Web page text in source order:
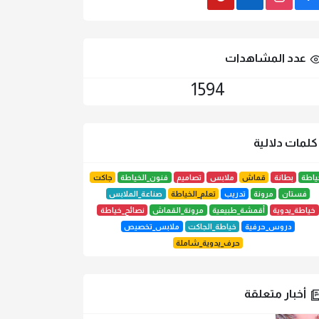
عدد المشاهدات
1594
كلمات دلالية
بطانة قماش ملابس تصاميم فنون_الخياطة
جاكت
فستان
مرونة تدريب تعلم_الخياطة
صناعة_الملابس
خياطة_يدوية
أقمشة_طبيعية مرونة_القماش
نصائح_خياطة
دروس_حرفية
خياطة_الجاكت
ملابس_تخصيص
حرف_يدوية_شاملة
أخبار متعلقة